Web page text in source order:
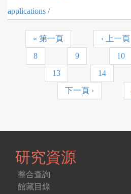
applications /
« 第一頁 ‹ 上一頁
8
9 10
13
14
下一頁 ›
研究資源
整合查詢
館藏目錄